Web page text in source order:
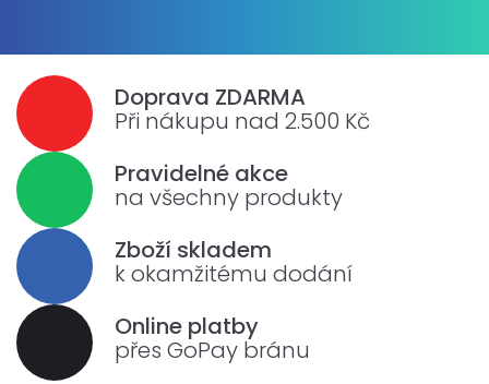
Doprava ZDARMA
Při nákupu nad 2.500 Kč
Pravidelné akce
na všechny produkty
Zboží skladem
k okamžitému dodání
Online platby
přes GoPay bránu